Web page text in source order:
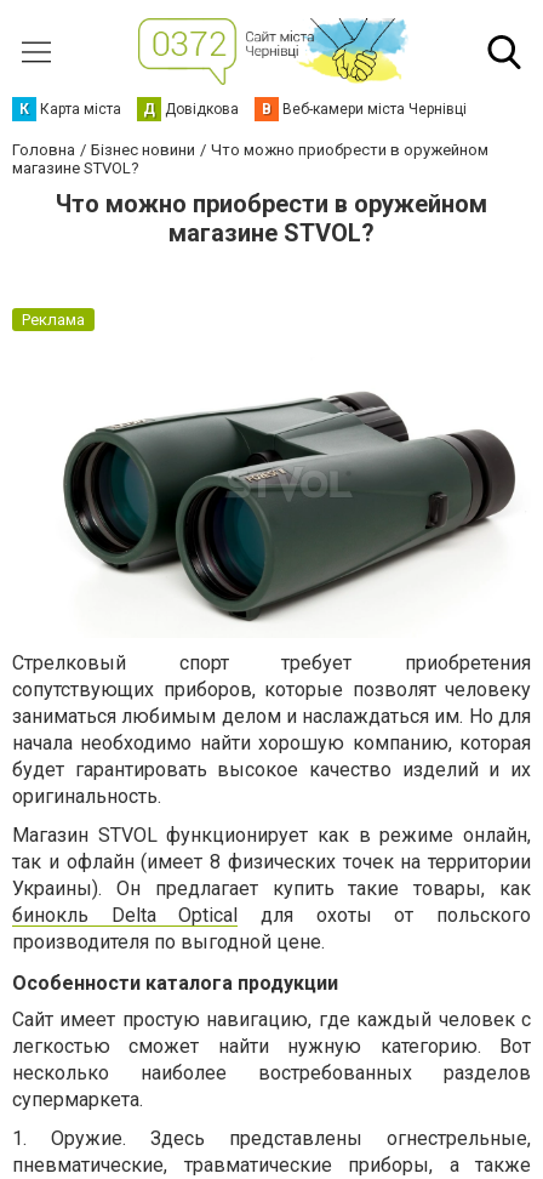
К Карта міста Д Довідкова В Веб-камери міста Чернівці
Головна Бізнес новини
Что можно приобрести в оружейном
магазине STVOL?
Что можно приобрести в оружейном
магазине STVOL?
Реклама
Стрелковый спорт требует приобретения
сопутствующих приборов, которые позволят человеку
заниматься любимым делом и наслаждаться им. Но для
начала необходимо найти хорошую компанию, которая
будет гарантировать высокое качество изделий и их
оригинальность.
Магазин STVOL функционирует как в режиме онлайн,
так и офлайн (имеет 8 физических точек на территории
Украины). Он предлагает купить такие товары, как
бинокль Delta Optical
для охоты от польского
производителя по выгодной цене.
Особенности каталога продукции
Сайт имеет простую навигацию, где каждый человек с
легкостью сможет найти нужную категорию. Вот
несколько наиболее востребованных разделов
супермаркета.
1. Оружие. Здесь представлены огнестрельные,
пневматические, травматические приборы, а также